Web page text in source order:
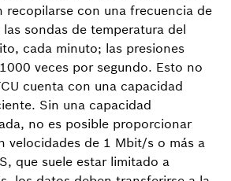
recopilarse con una frecuencia de
sondas de temperatura del
cada minuto; las presiones
veces por segundo. Esto no
cuenta con una capacidad
Sin una capacidad
no es posible proporcionar
velocidades de 1 Mbit/s o más a
que suele estar limitado a